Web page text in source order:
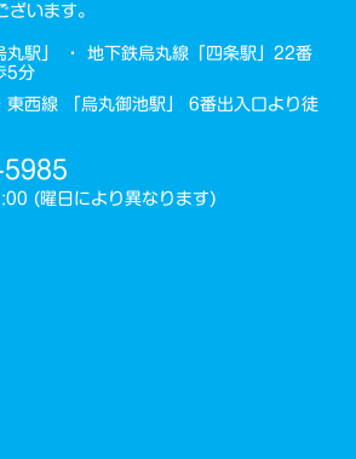
います。
丸駅」 ・ 地下鉄烏丸線「四条駅」22番
5分
東西線 「烏丸御池駅」 6番出入口より徒
(曜日により異なります)